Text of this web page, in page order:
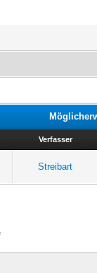
Verfasser
Streibart